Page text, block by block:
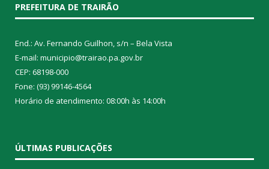
PREFEITURA DE TRAIRÃO
End.: Av. Fernando Guilhon, s/n – Bela Vista
E-mail: municipio@trairao.pa.gov.br
CEP: 68198-000
Fone: (93) 99146-4564
Horário de atendimento: 08:00h às 14:00h
ÚLTIMAS PUBLICAÇÕES